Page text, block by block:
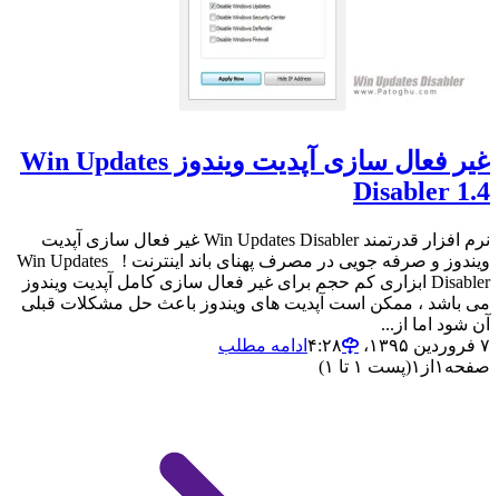
غیر فعال سازی آپدیت ویندوز Win Updates
Disabler 1.4
نرم افزار قدرتمند Win Updates Disabler غیر فعال سازی آپدیت
ویندوز و صرفه جویی در مصرف پهنای باند اینترنت ! Win Updates
Disabler ابزاری کم حجم برای غیر فعال سازی کامل آپدیت ویندوز
می باشد ، ممکن است آپدیت های ویندوز باعث حل مشکلات قبلی
آن شود اما از...
۷ فروردین ۱۳۹۵،‏ ۴:۲۸
ادامه مطلب
صفحه ۱ از ۱(پست ۱ تا ۱)